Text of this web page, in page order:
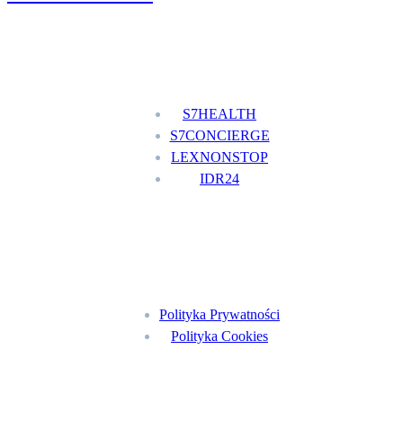
S7HEALTH
S7CONCIERGE
LEXNONSTOP
IDR24
Polityka Prywatności
Polityka Cookies